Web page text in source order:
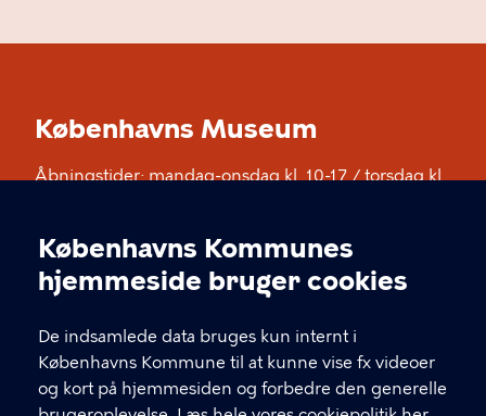
Cookieindstillinger
Københavns Kommunes
hjemmeside bruger cookies
De indsamlede data bruges kun internt i
Københavns Kommune til at kunne vise fx videoer
og kort på hjemmesiden og forbedre den generelle
Københavns Museum
Åbningstider: mandag-onsdag kl. 10-17 / torsdag kl.
Thursday 10-20 / Friday 10-17 / Saturday and
Sunday 11-17
KONTAKT
Stormgade 18, 1555 København V